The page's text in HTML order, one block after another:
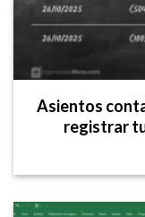
Asientos
registrar